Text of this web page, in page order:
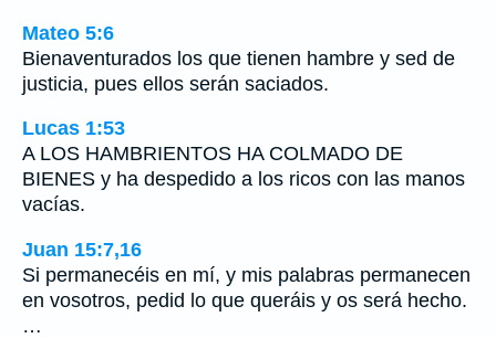
Mateo 5:6
Bienaventurados los que tienen hambre y sed de
justicia, pues ellos serán saciados.
Lucas 1:53
A LOS HAMBRIENTOS HA COLMADO DE
BIENES y ha despedido a los ricos con las manos
vacías.
Juan 15:7,16
Si permanecéis en mí, y mis palabras permanecen
en vosotros, pedid lo que queráis y os será hecho.
…